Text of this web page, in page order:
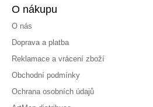
O nákupu
O nás
Doprava a platba
Reklamace a vrácení zboží
Obchodní podmínky
Ochrana osobních údajů